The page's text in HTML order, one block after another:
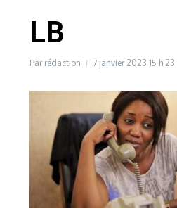
LB
Par rédaction 7 janvier 2023 15 h